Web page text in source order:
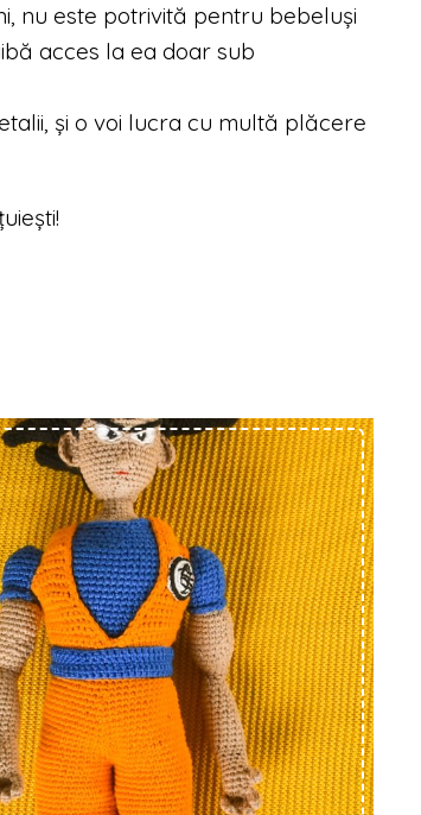
nu este potrivită pentru bebeluși
acces la ea doar sub
și o voi lucra cu multă plăcere